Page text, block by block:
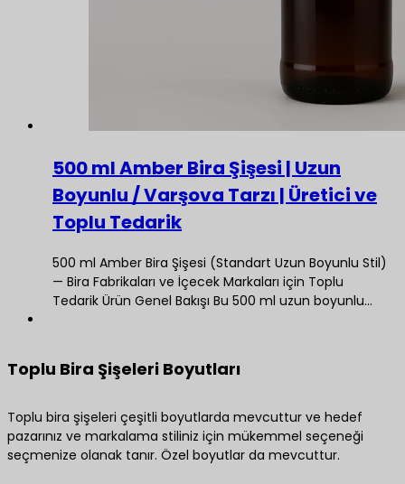
500 ml Amber Bira Şişesi | Uzun
Boyunlu / Varşova Tarzı | Üretici ve
Toplu Tedarik
500 ml Amber Bira Şişesi (Standart Uzun Boyunlu Stil)
— Bira Fabrikaları ve İçecek Markaları için Toplu
Tedarik Ürün Genel Bakışı Bu 500 ml uzun boyunlu…
Toplu Bira Şişeleri Boyutları
Toplu bira şişeleri çeşitli boyutlarda mevcuttur ve hedef
pazarınız ve markalama stiliniz için mükemmel seçeneği
seçmenize olanak tanır. Özel boyutlar da mevcuttur.